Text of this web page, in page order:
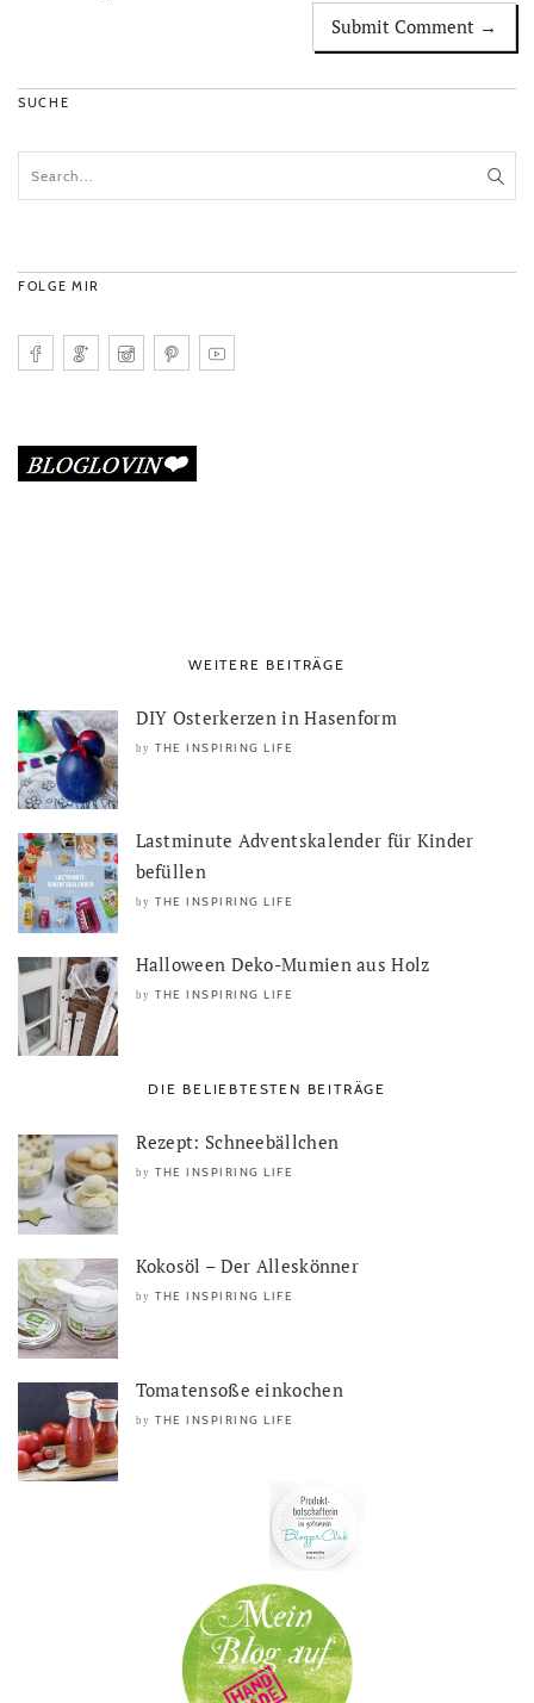
SUCHE
FOLGE MIR
WEITERE BEITRÄGE
DIY Osterkerzen in Hasenform
by THE INSPIRING LIFE
Lastminute Adventskalender für Kinder
befüllen
by THE INSPIRING LIFE
Halloween Deko-Mumien aus Holz
by THE INSPIRING LIFE
DIE BELIEBTESTEN BEITRÄGE
Rezept: Schneebällchen
by THE INSPIRING LIFE
Kokosöl – Der Alleskönner
by THE INSPIRING LIFE
Tomatensoße einkochen
by THE INSPIRING LIFE